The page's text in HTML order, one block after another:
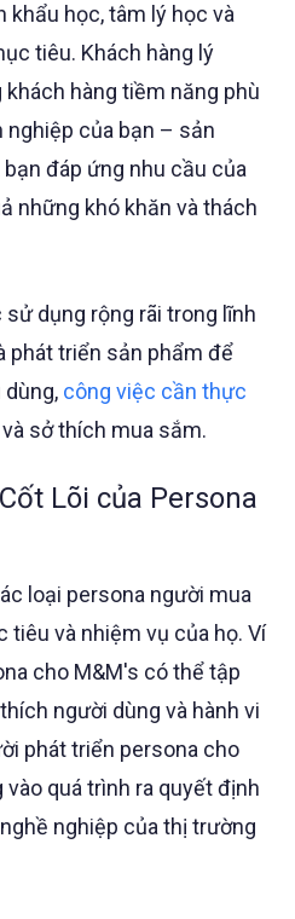
khẩu học, tâm lý học và
tiêu. Khách hàng lý
hàng tiềm năng phù
nghiệp của bạn – sản
đáp ứng nhu cầu của
những khó khăn và thách
dụng rộng rãi trong lĩnh
phát triển sản phẩm để
công việc cần thực
sở thích mua sắm.
Lõi của Persona
loại persona người mua
tiêu và nhiệm vụ của họ. Ví
cho M&M's có thể tập
người dùng và hành vi
phát triển persona cho
quá trình ra quyết định
nghiệp của thị trường